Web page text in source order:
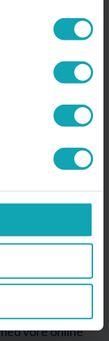
Bettina
Ann
vore online